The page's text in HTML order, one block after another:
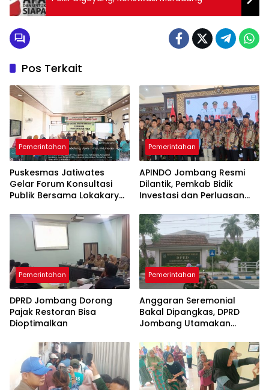
Pos Terkait
Pemerintahan
Puskesmas Jatiwates
Gelar Forum Konsultasi
Publik Bersama Lokakarya
Tingkatkan Mutu
Pelayanan Kesehatan
Jombang
Pemerintahan
APINDO Jombang Resmi
Dilantik, Pemkab Bidik
Investasi dan Perluasan
Pemerintahan
DPRD Jombang Dorong
Pajak Restoran Bisa
Dioptimalkan
Pemerintahan
Anggaran Seremonial
Bakal Dipangkas, DPRD
Jombang Utamakan
Rakyat